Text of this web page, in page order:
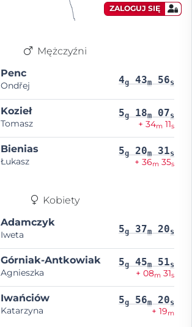
ZALOGUJ SIĘ
Mężczyźni
Penc
Ondřej 4g 43m 56s
Kozieł
Tomasz
5g 18m 07s
+ 34m 11s
Bienias
Łukasz
5g 20m 31s
+ 36m 35s
Kobiety
Adamczyk
Iweta 5g 37m 20s
Górniak-Antkowiak
Agnieszka
5g 45m 51s
+ 08m 31s
Iwańciów
Katarzyna
5g 56m 20s
+ 19m